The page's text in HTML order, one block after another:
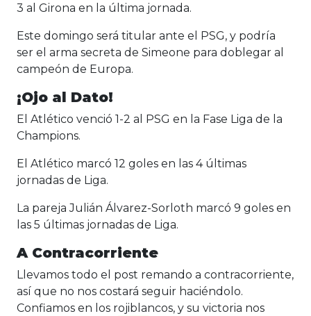
3 al Girona en la última jornada.
Este domingo será titular ante el PSG, y podría
ser el arma secreta de Simeone para doblegar al
campeón de Europa.
¡Ojo al Dato!
El Atlético venció 1-2 al PSG en la Fase Liga de la
Champions.
El Atlético marcó 12 goles en las 4 últimas
jornadas de Liga.
La pareja Julián Álvarez-Sorloth marcó 9 goles en
las 5 últimas jornadas de Liga.
A Contracorriente
Llevamos todo el post remando a contracorriente,
así que no nos costará seguir haciéndolo.
Confiamos en los rojiblancos, y su victoria nos